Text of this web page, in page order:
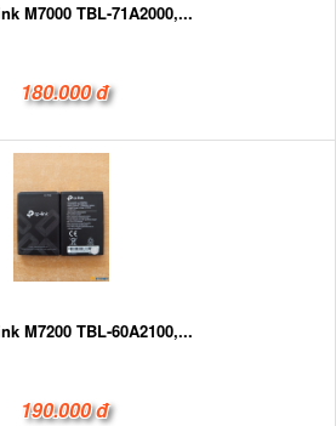
M7000 TBL-71A2000,...
180.000 đ
M7200 TBL-60A2100,...
190.000 đ